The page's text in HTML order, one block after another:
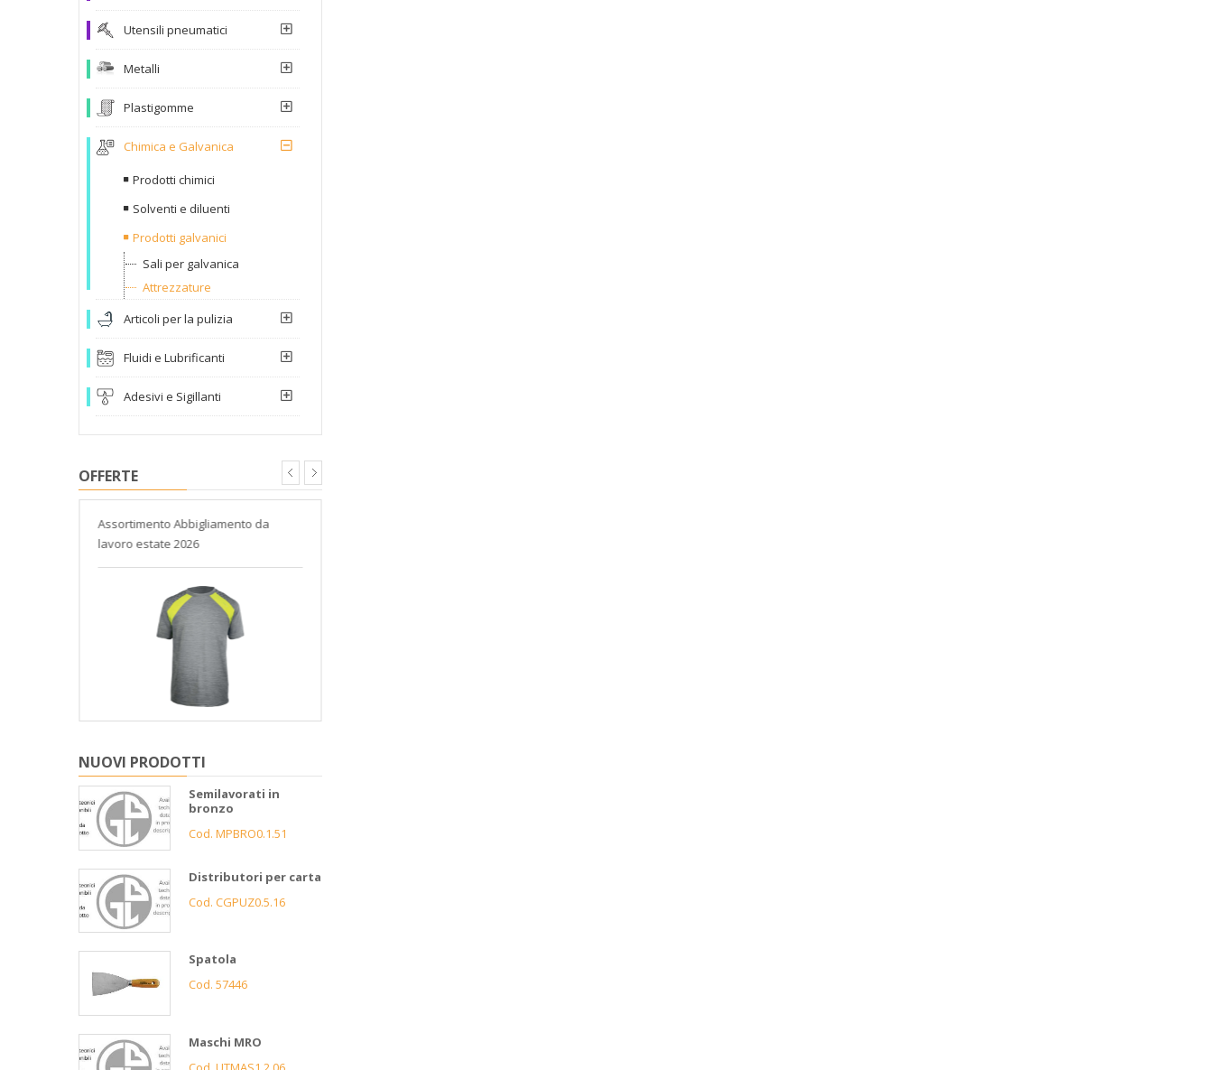
Utensili pneumatici
Metalli
Plastigomme
Chimica e Galvanica
Prodotti chimici
Solventi e diluenti
Prodotti galvanici
Sali per galvanica
Attrezzature
Articoli per la pulizia
Fluidi e Lubrificanti
Adesivi e Sigillanti
OFFERTE
Assortimento Abbigliamento da
lavoro estate 2026
NUOVI PRODOTTI
Semilavorati in
bronzo
Cod. MPBRO0.1.51
Distributori per carta
Cod. CGPUZ0.5.16
Spatola
Cod. 57446
Maschi MRO